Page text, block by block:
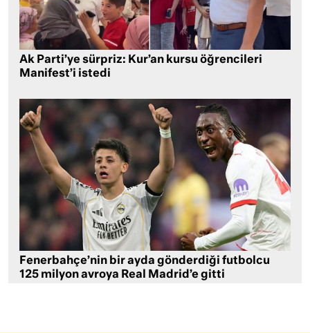
Ak Parti’ye sürpriz: Kur’an kursu öğrencileri
Manifest’i istedi
Fenerbahçe’nin bir ayda gönderdiği futbolcu
125 milyon avroya Real Madrid’e gitti